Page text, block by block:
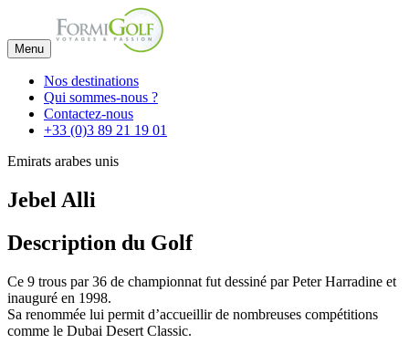
Menu
Nos destinations
Qui sommes-nous ?
Contactez-nous
+33 (0)3 89 21 19 01
Emirats arabes unis
Jebel Alli
Description du Golf
Ce 9 trous par 36 de championnat fut dessiné par Peter Harradine et
inauguré en 1998.
Sa renommée lui permit d’accueillir de nombreuses compétitions
comme le Dubai Desert Classic.